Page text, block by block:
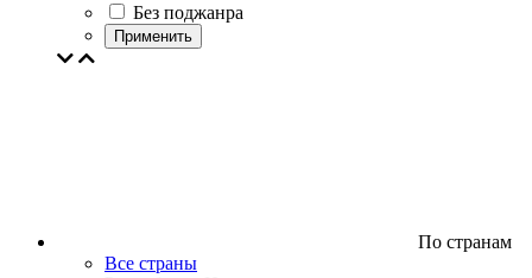
Без поджанра
Применить
По странам
Все страны